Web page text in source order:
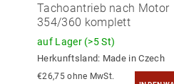
Tachoantrieb nach Motor
354/360 komplett
auf Lager (>5 St)
Herkunftsland: Made in Czech
€26,75 ohne MwSt.